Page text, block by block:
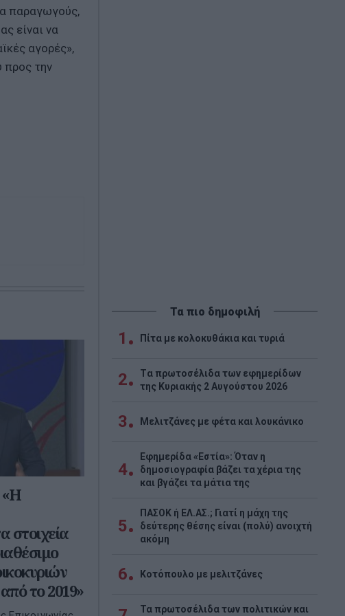
παραγωγούς,
είναι να
αγορές»,
προς την
«Η
στοιχεία
το 2019»
Τα πιο δημοφιλή
1 Πίτα με κολοκυθάκια και τυριά
2
Tα πρωτοσέλιδα των εφημερίδων
της Κυριακής 2 Αυγούστου 2026
3 Μελιτζάνες με φέτα και λουκάνικο
4
Εφημερίδα «Εστία»: Όταν η
δημοσιογραφία βάζει τα χέρια της
και βγάζει τα μάτια της
5
ΠΑΣΟΚ ή ΕΛ.ΑΣ.; Γιατί η μάχη της
δεύτερης θέσης είναι (πολύ) ανοιχτή
ακόμη
6 Κοτόπουλο με μελιτζάνες
Τα πρωτοσέλιδα των πολιτικών και